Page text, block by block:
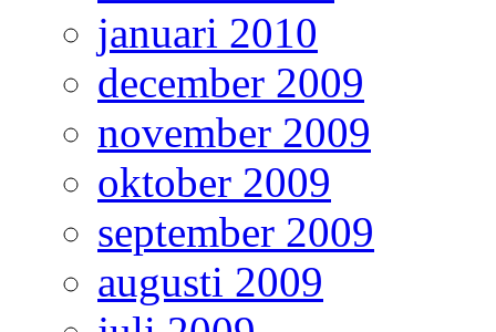
januari 2010
december 2009
november 2009
oktober 2009
september 2009
augusti 2009